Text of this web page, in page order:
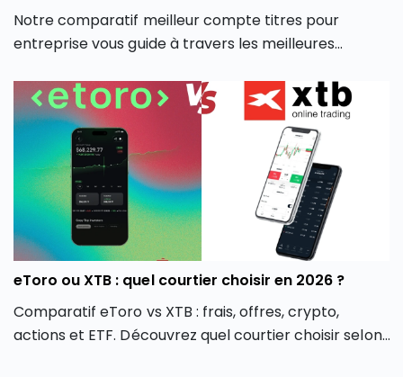
Notre comparatif meilleur compte titres pour
entreprise vous guide à travers les meilleures
éclairé, adapté à votre stratégie d’investissement
professionnelle.
eToro ou XTB : quel courtier choisir en 2026 ?
Comparatif eToro vs XTB : frais, offres, crypto,
actions et ETF. Découvrez quel courtier choisir selon